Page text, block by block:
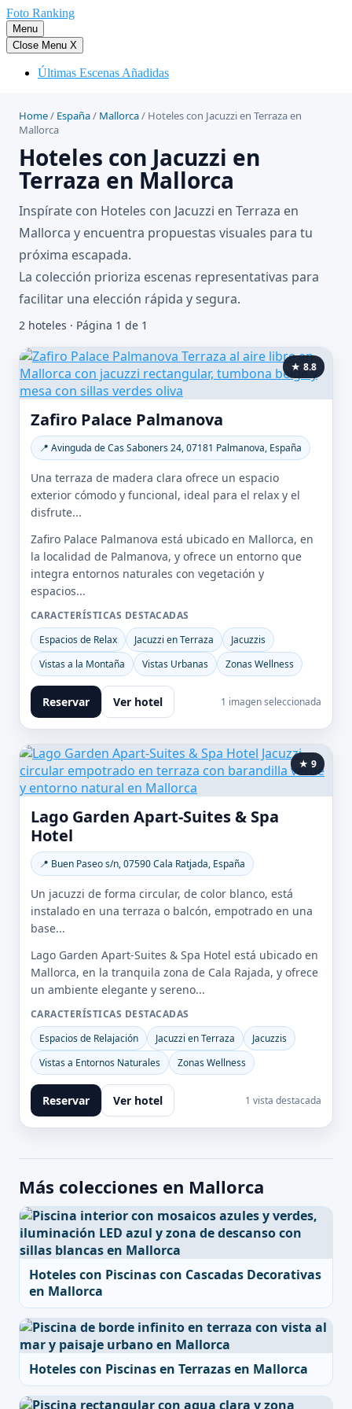
Saltar
al
contenido
Foto Ranking
Menu
Close Menu X
Últimas Escenas Añadidas
Home/ España/ Mallorca/ Hoteles con Jacuzzi en Terraza en
Mallorca
Hoteles con Jacuzzi en
Terraza en Mallorca
Inspírate con Hoteles con Jacuzzi en Terraza en
Mallorca y encuentra propuestas visuales para tu
próxima escapada.
La colección prioriza escenas representativas para
facilitar una elección rápida y segura.
2 hoteles · Página 1 de 1
★ 8.8
Zafiro Palace Palmanova
📍 Avinguda de Cas Saboners 24, 07181 Palmanova, España
Una terraza de madera clara ofrece un espacio
exterior cómodo y funcional, ideal para el relax y el
disfrute...
Zafiro Palace Palmanova está ubicado en Mallorca, en
la localidad de Palmanova, y ofrece un entorno que
integra entornos naturales con vegetación y
espacios...
CARACTERÍSTICAS DESTACADAS
Espacios de Relax
Jacuzzi en Terraza
Jacuzzis
Vistas a la Montaña
Vistas Urbanas Zonas Wellness
Reservar Ver hotel 1 imagen seleccionada
★ 9
Lago Garden Apart-Suites & Spa
Hotel
📍 Buen Paseo s/n, 07590 Cala Ratjada, España
Un jacuzzi de forma circular, de color blanco, está
instalado en una terraza o balcón, empotrado en una
base...
Lago Garden Apart-Suites & Spa Hotel está ubicado en
Mallorca, en la tranquila zona de Cala Rajada, y ofrece
un ambiente elegante y sereno...
CARACTERÍSTICAS DESTACADAS
Espacios de Relajación
Jacuzzi en Terraza
Jacuzzis
Vistas a Entornos Naturales
Zonas Wellness
Reservar Ver hotel 1 vista destacada
Más colecciones en Mallorca
Hoteles con Piscinas con Cascadas Decorativas
en Mallorca
Hoteles con Piscinas en Terrazas en Mallorca